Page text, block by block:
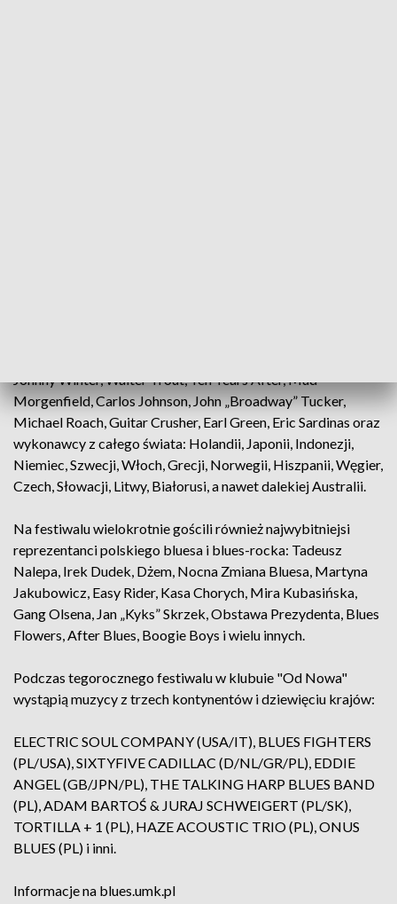
Johnny Winter, Walter Trout, Ten Years After, Mud
Morgenfield, Carlos Johnson, John „Broadway” Tucker,
Michael Roach, Guitar Crusher, Earl Green, Eric Sardinas oraz
wykonawcy z całego świata: Holandii, Japonii, Indonezji,
Niemiec, Szwecji, Włoch, Grecji, Norwegii, Hiszpanii, Węgier,
Czech, Słowacji, Litwy, Białorusi, a nawet dalekiej Australii.
Na festiwalu wielokrotnie gościli również najwybitniejsi
reprezentanci polskiego bluesa i blues-rocka: Tadeusz
Nalepa, Irek Dudek, Dżem, Nocna Zmiana Bluesa, Martyna
Jakubowicz, Easy Rider, Kasa Chorych, Mira Kubasińska,
Gang Olsena, Jan „Kyks” Skrzek, Obstawa Prezydenta, Blues
Flowers, After Blues, Boogie Boys i wielu innych.
Podczas tegorocznego festiwalu w klubuie "Od Nowa"
wystąpią muzycy z trzech kontynentów i dziewięciu krajów:
ELECTRIC SOUL COMPANY (USA/IT), BLUES FIGHTERS
(PL/USA), SIXTYFIVE CADILLAC (D/NL/GR/PL), EDDIE
ANGEL (GB/JPN/PL), THE TALKING HARP BLUES BAND
(PL), ADAM BARTOŚ & JURAJ SCHWEIGERT (PL/SK),
TORTILLA + 1 (PL), HAZE ACOUSTIC TRIO (PL), ONUS
BLUES (PL) i inni.
Informacje na blues.umk.pl